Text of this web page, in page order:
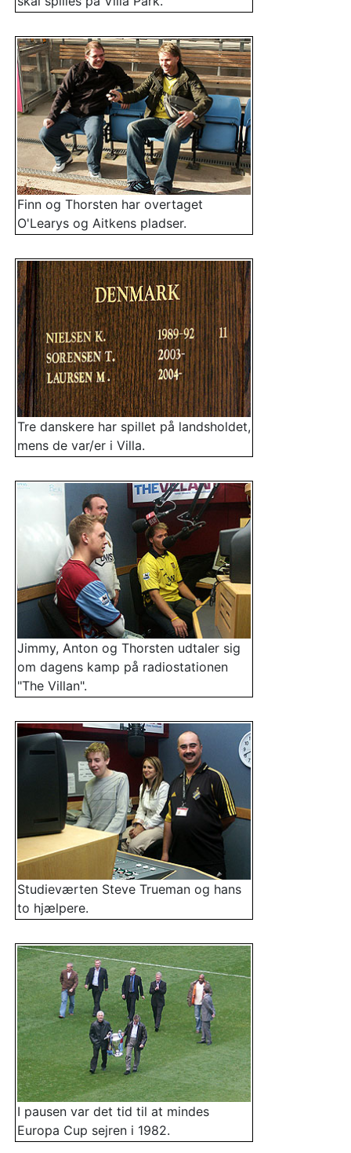
Finn og Thorsten har overtaget
O'Learys og Aitkens pladser.
Tre danskere har spillet på landsholdet,
mens de var/er i Villa.
Jimmy, Anton og Thorsten udtaler sig
om dagens kamp på radiostationen
"The Villan".
Studieværten Steve Trueman og hans
to hjælpere.
I pausen var det tid til at mindes
Europa Cup sejren i 1982.